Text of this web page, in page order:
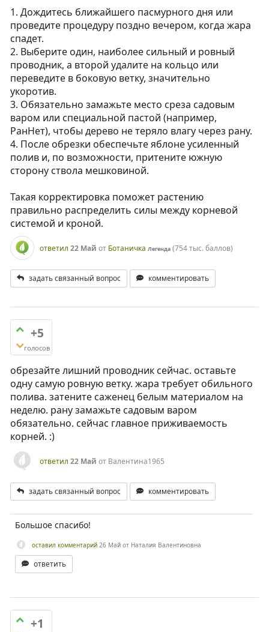
1. Дождитесь ближайшего пасмурного дня или
проведите процедуру поздно вечером, когда жара
спадет.
2. Выберите один, наиболее сильный и ровный
проводник, а второй удалите на кольцо или
переведите в боковую ветку, значительно
укоротив.
3. Обязательно замажьте место среза садовым
варом или специальной пастой (например,
РанНет), чтобы дерево не теряло влагу через рану.
4. После обрезки обеспечьте яблоне усиленный
полив и, по возможности, притените южную
сторону ствола мешковиной.
Такая корректировка поможет растению
правильно распределить силы между корневой
системой и кроной.
ответил 22 Май от Ботаничка Легенда (754 тыс.баллов)
задать связанный вопрос комментировать
+5
голосов
обрезайте лишний проводник сейчас. оставьте
одну самую ровную ветку. жара требует обильного
полива. затените саженец белым материалом на
неделю. рану замажьте садовым варом
обязательно. сейчас главное приживаемость
корней. :)
ответил 22 Май от Валентина1965
задать связанный вопрос комментировать
Большое спасибо!
оставил комментарий 26 Май от Наталия Валентиновна
ответить
+1